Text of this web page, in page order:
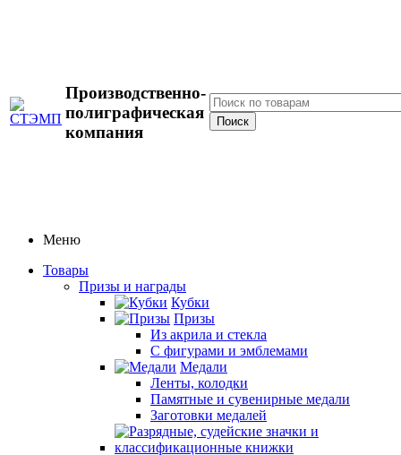
Производственно-
полиграфическая
компания
Меню
Товары
Призы и награды
Кубки
Призы
Из акрила и стекла
С фигурами и эмблемами
Медали
Ленты, колодки
Памятные и сувенирные медали
Заготовки медалей